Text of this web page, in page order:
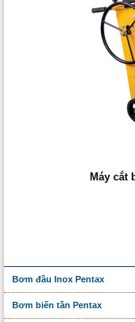
Máy cắt
Bơm đầu Inox Pentax
Bơm biến tần Pentax